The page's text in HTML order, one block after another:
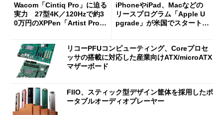
Wacom「Cintiq Pro」に迫る
実力 27型4K／120Hzで約3
0万円のXPPen「Artist Pro 2
iPhoneやiPad、Macなどの
リースプログラム「Apple U
pgrade」が米国でスタート／
ut」が明...
リコーPFUコンピューティング、Coreプロセ
ッサの搭載に対応した産業向けATX/microATX
マザーボード
FIIO、スティック型デザイン筐体を採用したポ
ータブルオーディオプレーヤー